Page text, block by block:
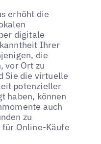
erhöht die
digitale
Ihrer
die
vor Ort zu
Sie die virtuelle
potenzieller
haben, können
auch
zu
für Online-Käufe